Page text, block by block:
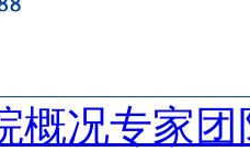
概况专家团